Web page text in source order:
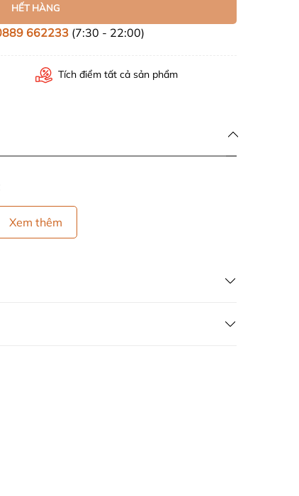
HẾT HÀNG
662233(7:30 - 22:00)
Tích điểm tất cả sản phẩm
Xem thêm